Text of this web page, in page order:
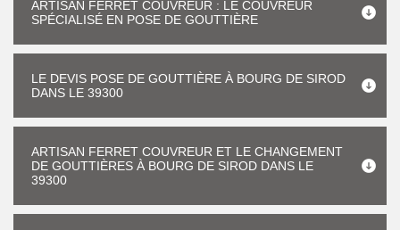
ARTISAN FERRET COUVREUR : LE COUVREUR
SPÉCIALISÉ EN POSE DE GOUTTIÈRE
LE DEVIS POSE DE GOUTTIÈRE À BOURG DE SIROD
DANS LE 39300
ARTISAN FERRET COUVREUR ET LE CHANGEMENT
DE GOUTTIÈRES À BOURG DE SIROD DANS LE
39300